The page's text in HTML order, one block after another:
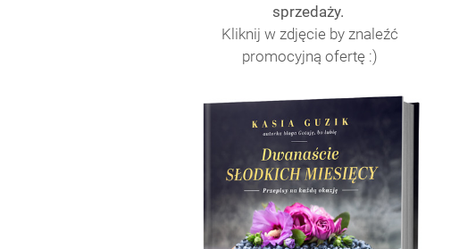
sprzedaży.
Kliknij w zdjęcie by znaleźć
promocyjną ofertę :)